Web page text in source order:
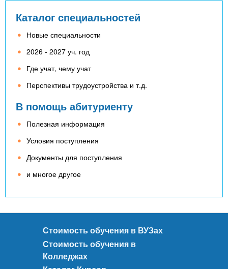
Каталог специальностей
Новые специальности
2026 - 2027 уч. год
Где учат, чему учат
Перспективы трудоустройства и т.д.
В помощь абитуриенту
Полезная информация
Условия поступления
Документы для поступления
и многое другое
Стоимость обучения в ВУЗах
Стоимость обучения в
Колледжах